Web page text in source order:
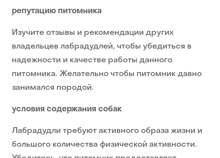
репутацию питомника
Изучите отзывы и рекомендации других
владельцев лабрадудлей, чтобы убедиться в
надежности и качестве работы данного
питомника. Желательно чтобы питомник давно
занимался породой.
условия содержания собак
Лабрадудли требуют активного образа жизни и
большого количества физической активности.